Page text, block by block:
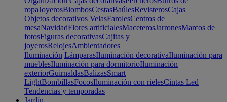
ropaJoyerosBiombosCestasBaúlesRevisterosCajas
Objetos decorativos VelasFarolesCentros de
mesaNavidadFlores artificialesMaceterosJarronesMarcos de
fotosFiguras decorativasCajitas y
joyerosRelojesAmbientadores
Iluminación LámparasIluminación decorativaIluminación para
mueblesIluminación para dormitorioIluminación
exteriorGuirnaldasBalizasSmart
LightBombillasFocosIluminación con rielesCintas Led
Tendencias y temporadas
Jardín